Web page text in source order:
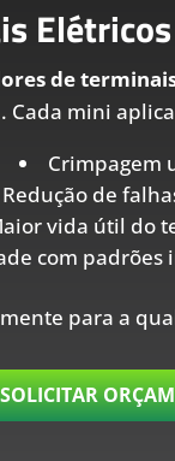
de
Cada mini
Crimpagem
Redução de
vida útil do
com
para a
SOLICITAR